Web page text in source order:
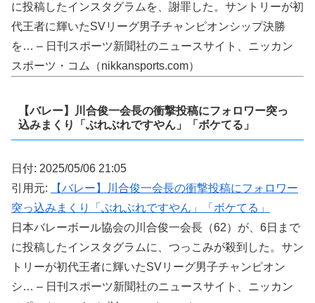
に投稿したインスタグラムを、謝罪した。サントリーが初
代王者に輝いたSVリーグ男子チャンピオンシップ決勝
を… – 日刊スポーツ新聞社のニュースサイト、ニッカン
スポーツ・コム（nikkansports.com）
【バレー】川合俊一会長の衝撃投稿にフォロワー突っ
込みまくり「ぶれぶれですやん」「ボケてる」
日付: 2025/05/06 21:05
引用元:
【バレー】川合俊一会長の衝撃投稿にフォロワー
突っ込みまくり「ぶれぶれですやん」「ボケてる」
日本バレーボール協会の川合俊一会長（62）が、6日まで
に投稿したインスタグラムに、つっこみが殺到した。サン
トリーが初代王者に輝いたSVリーグ男子チャンピオン
シ… – 日刊スポーツ新聞社のニュースサイト、ニッカン